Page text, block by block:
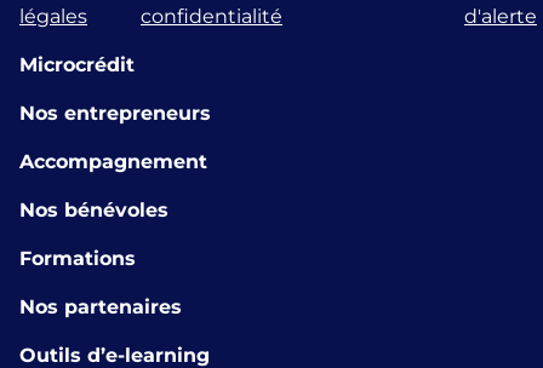
légales
confidentialité
d'alerte
Microcrédit
Nos entrepreneurs
Accompagnement
Nos bénévoles
Formations
Nos partenaires
Outils d’e-learning